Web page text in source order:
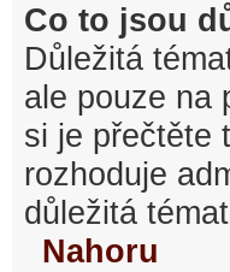
Co to jsou
Důležitá
ale pouze na
si je přečtěte
rozhoduje
důležitá
Nahoru